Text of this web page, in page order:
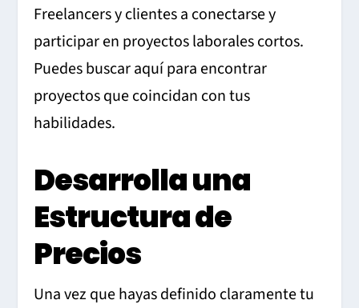
Freelancers y clientes a conectarse y
participar en proyectos laborales cortos.
Puedes buscar aquí para encontrar
proyectos que coincidan con tus
habilidades.
Desarrolla una
Estructura de
Precios
Una vez que hayas definido claramente tu